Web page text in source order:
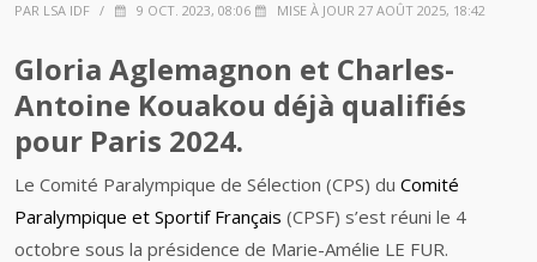
PAR LSA IDF / 9 OCT. 2023, 08:06 MISE À JOUR 27 AOÛT 2025, 18:42
Gloria Aglemagnon et Charles-
Antoine Kouakou déjà qualifiés
pour Paris 2024.
Le Comité Paralympique de Sélection (CPS) du Comité
Paralympique et Sportif Français (CPSF) s’est réuni le 4
octobre sous la présidence de Marie-Amélie LE FUR.